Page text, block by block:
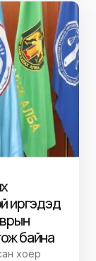
иргэдэд
байна
хоёр